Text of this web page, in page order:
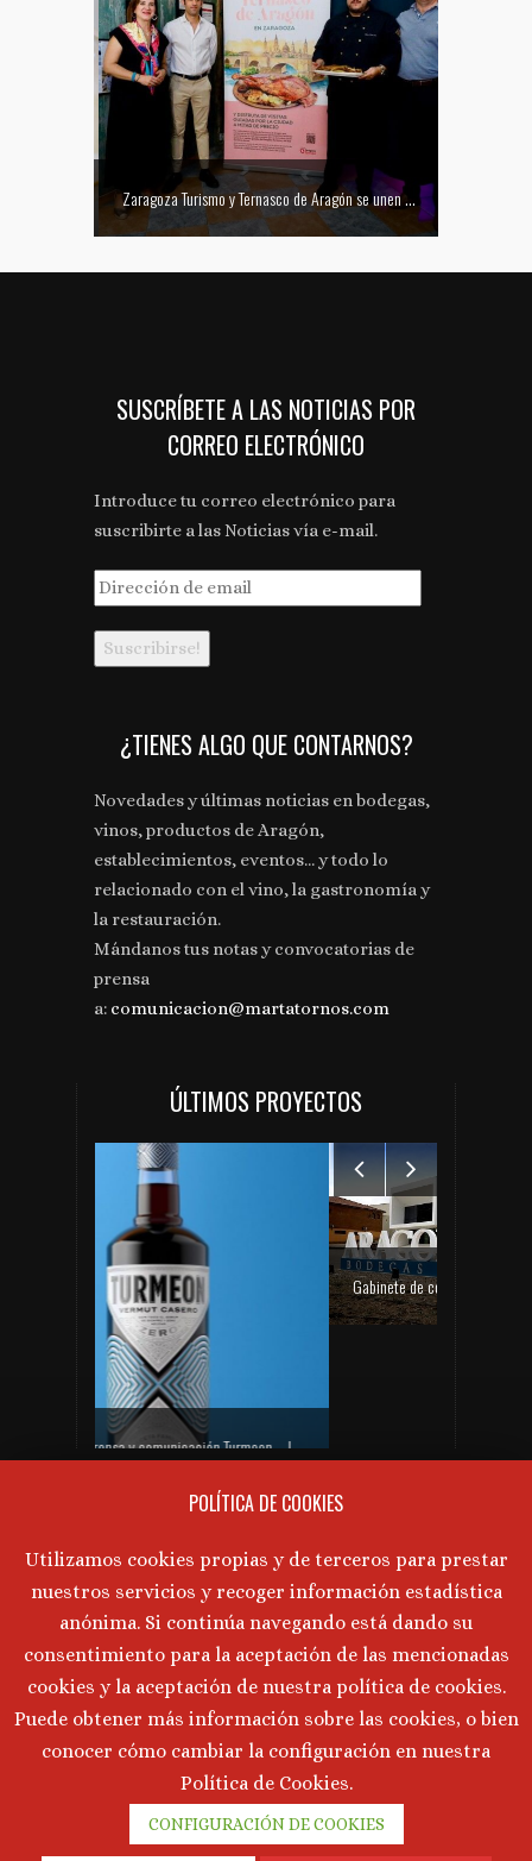
Zaragoza Turismo y Ternasco de Aragón se unen para promocionar la ciudad a través de su gastronomía
SUSCRÍBETE A LAS NOTICIAS POR
CORREO ELECTRÓNICO
Introduce tu correo electrónico para
suscribirte a las Noticias vía e-mail.
Dirección
de
email
¿TIENES ALGO QUE CONTARNOS?
Novedades y últimas noticias en bodegas,
vinos, productos de Aragón,
establecimientos, eventos... y todo lo
relacionado con el vino, la gastronomía y
la restauración.
Mándanos tus notas y convocatorias de
prensa
a: comunicacion@martatornos.com
ÚLTIMOS PROYECTOS
Gabinete de prensa y comunicación Turmeon – Lanzamiento de Turmeon Zero
Gabinete de comunicación y prensa de Bodegas Aragonesas – Nuevo espacio Terroir – Garnacha
PRÓXIMAS CATAS DE VINO
No hay próximos eventos actualmente.
AVISO LEGAL
Aviso Legal Política de Privacidad
Política de Cookies
©2026 Marta Tornos · Todos lo derechos reservados ·
Desarrollado porIntermedio 2.0
POLÍTICA DE COOKIES
Utilizamos cookies propias y de terceros para prestar
nuestros servicios y recoger información estadística
anónima. Si continúa navegando está dando su
consentimiento para la aceptación de las mencionadas
cookies y la aceptación de nuestra política de cookies.
Puede obtener más información sobre las cookies, o bien
conocer cómo cambiar la configuración en nuestra
Política de Cookies.
CONFIGURACIÓN DE COOKIES